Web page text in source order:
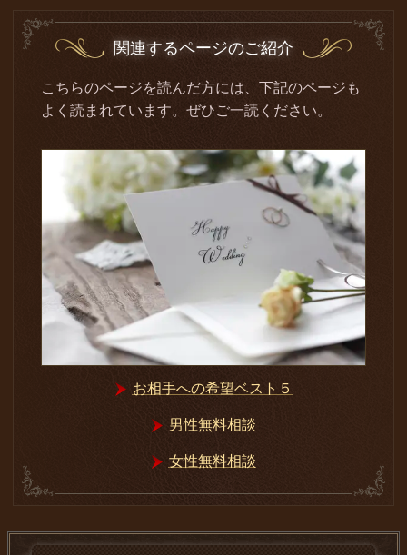
関連するページのご紹介
こちらのページを読んだ方には、下記のページも
よく読まれています。ぜひご一読ください。
お相手への希望ベスト５
男性無料相談
女性無料相談